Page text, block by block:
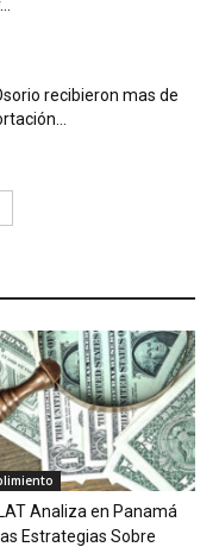
recibieron mas de
Analiza en Panamá
Estrategias Sobre